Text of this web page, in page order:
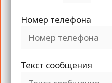
Номер телефона
Текст сообщения